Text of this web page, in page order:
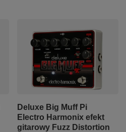
Deluxe Big Muff Pi
Electro Harmonix efekt
gitarowy Fuzz Distortion